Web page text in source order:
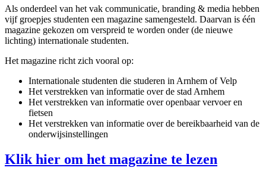
Als onderdeel van het vak communicatie, branding & media hebben
vijf groepjes studenten een magazine samengesteld. Daarvan is één
magazine gekozen om verspreid te worden onder (de nieuwe
lichting) internationale studenten.
Het magazine richt zich vooral op:
Internationale studenten die studeren in Arnhem of Velp
Het verstrekken van informatie over de stad Arnhem
Het verstrekken van informatie over openbaar vervoer en
fietsen
Het verstrekken van informatie over de bereikbaarheid van de
onderwijsinstellingen
Klik hier om het magazine te lezen